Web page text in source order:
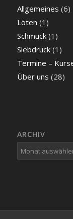
Allgemeines (6)
Löten (1)
Schmuck(1)
Siebdruck(1)
Termine –
Über uns (28)
ARCHIV